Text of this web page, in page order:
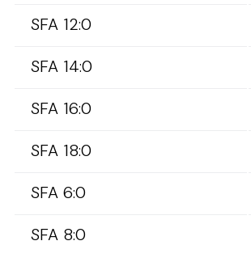
SFA 12:0
SFA 14:0
SFA 16:0
SFA 18:0
SFA 6:0
SFA 8:0